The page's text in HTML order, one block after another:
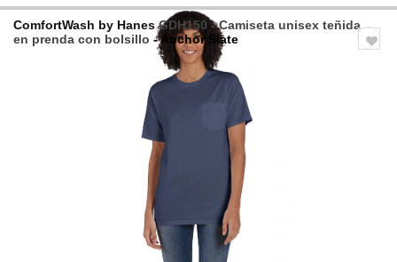
ComfortWash by HanesGDH150 - Camiseta unisex teñida
en prenda con bolsillo - Anchor Slate